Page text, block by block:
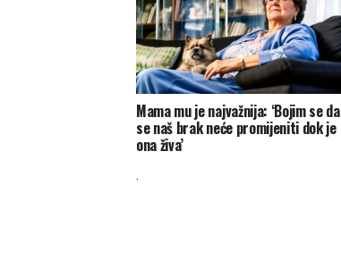
Mama mu je najvažnija: ‘Bojim se da
se naš brak neće promijeniti dok je
ona živa’
.